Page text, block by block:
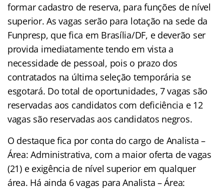
formar cadastro de reserva, para funções de nível
superior. As vagas serão para lotação na sede da
Funpresp, que fica em Brasília/DF, e deverão ser
provida imediatamente tendo em vista a
necessidade de pessoal, pois o prazo dos
contratados na última seleção temporária se
esgotará. Do total de oportunidades, 7 vagas são
reservadas aos candidatos com deficiência e 12
vagas são reservadas aos candidatos negros.
O destaque fica por conta do cargo de Analista –
Área: Administrativa, com a maior oferta de vagas
(21) e exigência de nível superior em qualquer
área. Há ainda 6 vagas para Analista – Área: